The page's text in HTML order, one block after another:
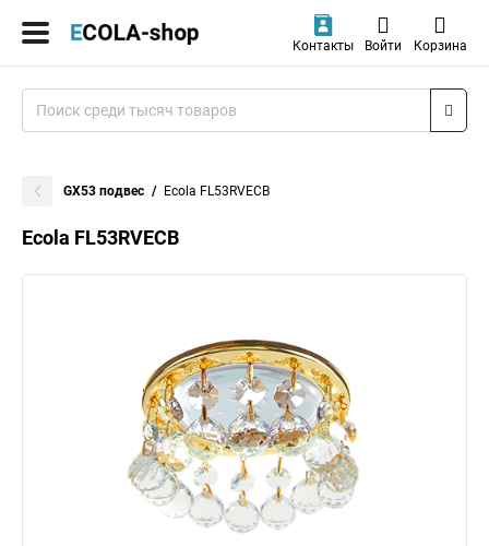
Контакты Войти Корзина
GX53 подвес Ecola FL53RVECB
Ecola FL53RVECB